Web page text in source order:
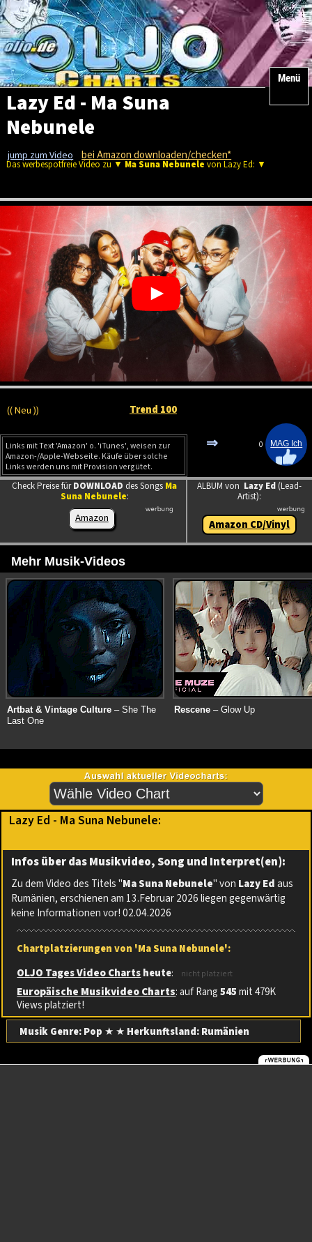
Menü
Lazy Ed - Ma Suna
Nebunele
jump zum Video bei Amazon downloaden/checken*
Das werbespotfreie Video zu ▼ Ma Suna Nebunele von Lazy Ed: ▼
(( Neu )) Trend 100
Links mit Text 'Amazon' o. 'iTunes', weisen zur
Amazon-/Apple-Webseite. Käufe über solche
Links werden uns mit Provision vergütet.
⇒ 0
Check Preise fürDOWNLOAD des Songs Ma
Suna Nebunele:
Amazon
ALBUM von Lazy Ed (Lead-
Artist):
Amazon CD/Vinyl
Mehr Musik-Videos
Artbat & Vintage Culture – She The
Last One
Rescene – Glow Up
Lazy Ed - Ma Suna Nebunele:
Infos über das Musikvideo, Song und Interpret(en):
Zu dem Video des Titels "Ma Suna Nebunele" von Lazy Edaus
Rumänien, erschienen am 13.Februar 2026 liegen gegenwärtig
keine Informationen vor! 02.04.2026
Chartplatzierungen von 'Ma Suna Nebunele':
OLJO Tages Video Chartsheute: nicht platziert
Europäische Musikvideo Charts: auf Rang545mit 479K
Views platziert!
Musik Genre: Pop ★ ★ Herkunftsland:Rumänien